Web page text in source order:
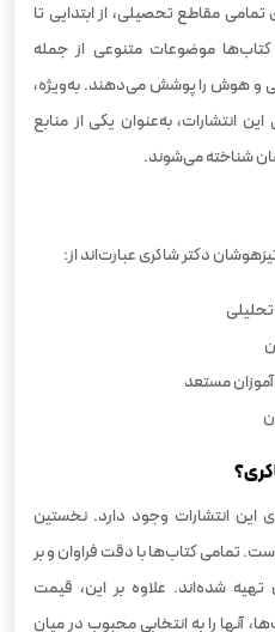
تمامی مقاطع تحصیلی، از ابتدایی تا
موضوعات متنوعی از جمله
و هوش را پوشش می‌دهند. به‌ویژه،
انتشارات، به‌عنوان یکی از منابع
شناخته می‌شوند.
دکتر شاکری عبارت‌اند از:
مستعد
این انتشارات وجود دارد. نخستین
تمامی کتاب‌ها با دقت فراوان و بر
شده‌اند. علاوه بر این، قیمت
آنها را به انتخابی محبوب در میان